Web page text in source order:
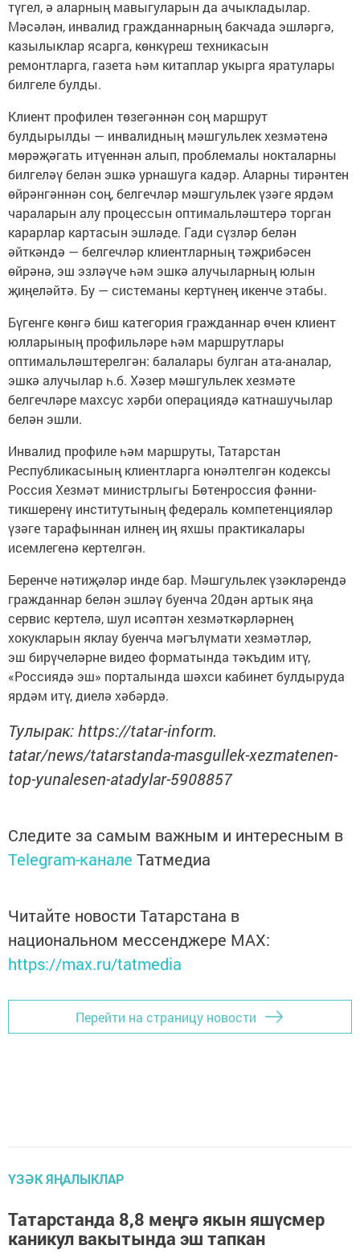
түгел, ә аларның мавыгуларын да ачыкладылар.
Мәсәлән, инвалид гражданнарның бакчада эшләргә,
казылыклар ясарга, көнкүреш техникасын
ремонтларга, газета һәм китаплар укырга яратулары
билгеле булды.
Клиент профилен төзегәннән соң маршрут
булдырылды — инвалидның мәшгульлек хезмәтенә
мөрәҗәгать итүеннән алып, проблемалы нокталарны
билгеләү белән эшкә урнашуга кадәр. Аларны тирәнтен
өйрәнгәннән соң, белгечләр мәшгульлек үзәге ярдәм
чараларын алу процессын оптимальләштерә торган
карарлар картасын эшләде. Гади сүзләр белән
әйткәндә — белгечләр клиентларның тәҗрибәсен
өйрәнә, эш эзләүче һәм эшкә алучыларның юлын
җиңеләйтә. Бу — системаны кертүнең икенче этабы.
Бүгенге көнгә биш категория гражданнар өчен клиент
юлларының профильләре һәм маршрутлары
оптимальләштерелгән: балалары булган ата-аналар,
эшкә алучылар һ.б. Хәзер мәшгульлек хезмәте
белгечләре махсус хәрби операциядә катнашучылар
белән эшли.
Инвалид профиле һәм маршруты, Татарстан
Республикасының клиентларга юнәлтелгән кодексы
Россия Хезмәт министрлыгы Бөтенроссия фәнни-
тикшеренү институтының федераль компетенцияләр
үзәге тарафыннан илнең иң яхшы практикалары
исемлегенә кертелгән.
Беренче нәтиҗәләр инде бар. Мәшгульлек үзәкләрендә
гражданнар белән эшләү буенча 20дән артык яңа
сервис кертелә, шул исәптән хезмәткәрләрнең
хокукларын яклау буенча мәгълүмати хезмәтләр,
эш бирүчеләрне видео форматында тәкъдим итү,
«Россиядә эш» порталында шәхси кабинет булдыруда
ярдәм итү, диелә хәбәрдә.
Тулырак: https://tatar-inform.
tatar/news/tatarstanda-masgullek-xezmatenen-
top-yunalesen-atadylar-5908857
Следите за самым важным и интересным в
Telegram-канале Татмедиа
Читайте новости Татарстана в
национальном мессенджере MАХ:
https://max.ru/tatmedia
Перейти на страницу новости
ҮЗӘК ЯҢАЛЫКЛАР
Татарстанда 8,8 меңгә якын яшүсмер
каникул вакытында эш тапкан